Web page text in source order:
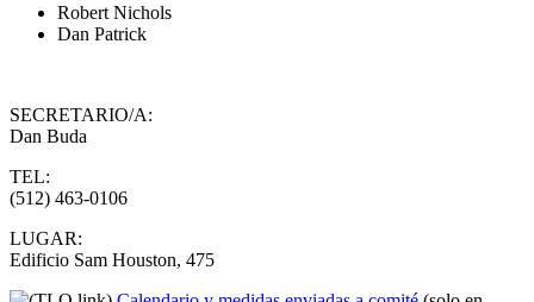
Robert Nichols
Dan Patrick
SECRETARIO/A:
Dan Buda
TEL:
(512) 463-0106
LUGAR:
Edificio Sam Houston, 475